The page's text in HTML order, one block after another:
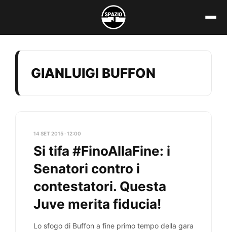
contenuto
GIANLUIGI BUFFON
14 SET 2015 · 12:00
Si tifa #FinoAllaFine: i
Senatori contro i
contestatori. Questa
Juve merita fiducia!
Lo sfogo di Buffon a fine primo tempo della gara